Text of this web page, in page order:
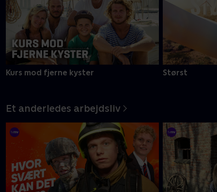
Kurs mod fjerne kyster Størst
Et anderledes arbejdsliv